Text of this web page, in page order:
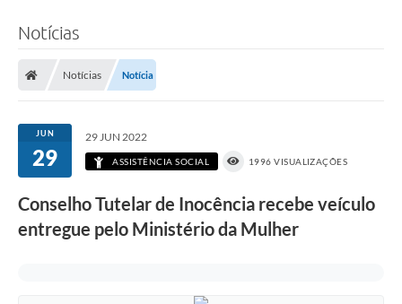
Transparência Pública
Notícias
Legislação
Renuncia de Receita
Notícias
Notícias Notícia
JUN
29
29 JUN 2022
ASSISTÊNCIA SOCIAL 1996 VISUALIZAÇÕES
Conselho Tutelar de Inocência recebe veículo
entregue pelo Ministério da Mulher